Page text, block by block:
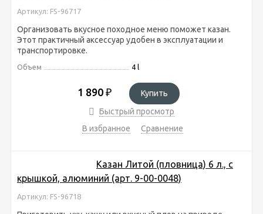
Артикул: FS-96717
Организовать вкусное походное меню поможет казан.
Этот практичный аксессуар удобен в эксплуатации и
транспортировке.
Объем 4 l
1 890 ₽
Купить
Быстрый просмотр
В избранное
Сравнение
Казан Литой (пловница) 6 л., с
крышкой, алюминий (арт. 9-00-0048)
Артикул: FS-96718